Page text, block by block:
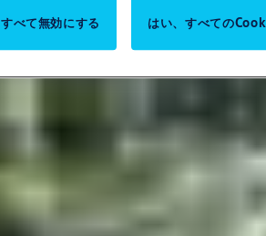
すべて無効にする はい、すべての